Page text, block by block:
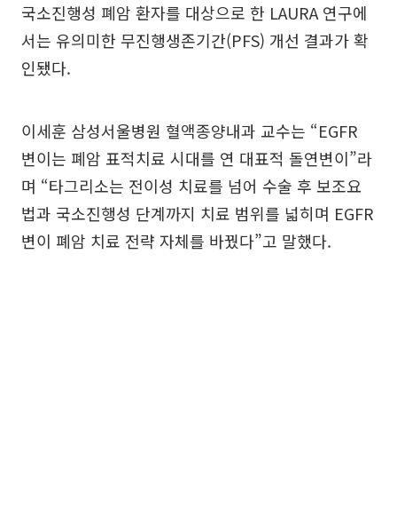
국소진행성 폐암 환자를 대상으로 한 LAURA 연구에
서는 유의미한 무진행생존기간(PFS) 개선 결과가 확
인됐다.
이세훈 삼성서울병원 혈액종양내과 교수는 “EGFR
변이는 폐암 표적치료 시대를 연 대표적 돌연변이”라
며 “타그리소는 전이성 치료를 넘어 수술 후 보조요
법과 국소진행성 단계까지 치료 범위를 넓히며 EGFR
변이 폐암 치료 전략 자체를 바꿨다”고 말했다.